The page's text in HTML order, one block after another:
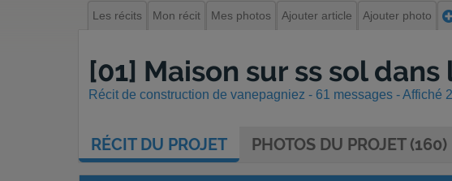
Les récits Mon récit Mes photos Ajouter article Ajouter photo
[01] Maison sur ss sol dans
Récit de construction de vanepagniez - 61 messages - Affiché
RÉCITDU PROJET PHOTOS DU PROJET (160)